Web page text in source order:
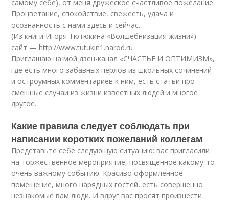
самому себе), от меня дружеское счастливое пожелание.
Процветание, спокойствие, свежесть, удача и
осознанность с нами здесь и сейчас.
(Из книги Игоря Тютюкина «Волшебнизация жизни»)
сайт — http://www.tutukin1.narod.ru
Приглашаю на мой дзен-канал «СЧАСТЬЕ И ОПТИМИЗМ»,
где есть много забавных перлов из школьных сочинений
и остроумных комментариев к ним, есть статьи про
смешные случаи из жизни известных людей и многое
другое.
Какие правила следует соблюдать при
написании коротких пожеланий коллегам
Представьте себе следующую ситуацию: вас пригласили
на торжественное мероприятие, посвященное какому-то
очень важному событию. Красиво оформленное
помещение, много нарядных гостей, есть совершенно
незнакомые вам люди. И вдруг вас просят произнести